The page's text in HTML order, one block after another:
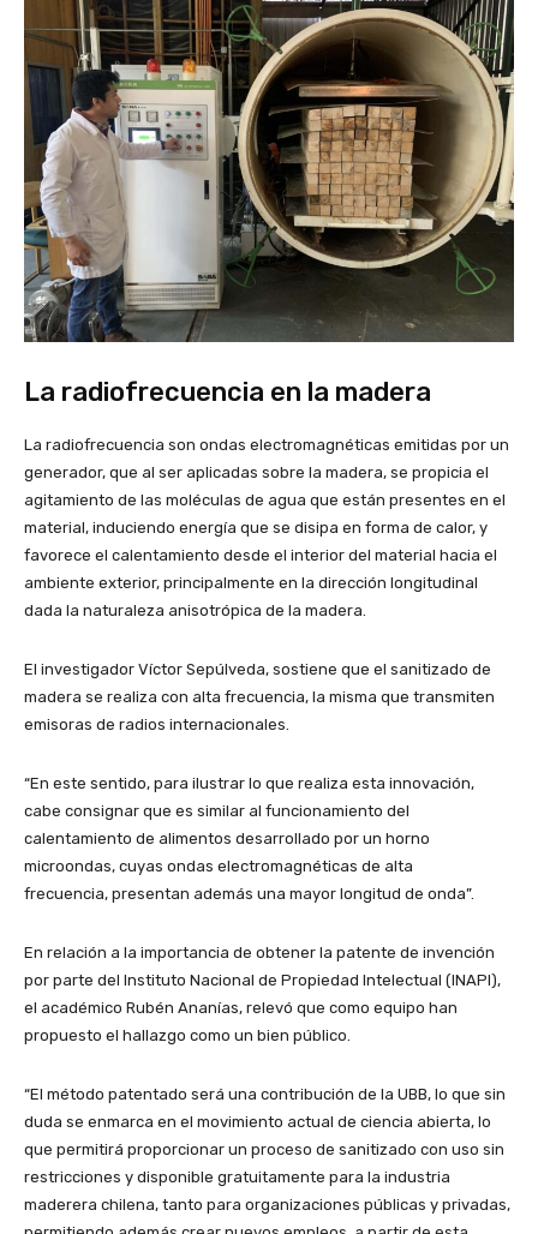
La radiofrecuencia en la madera
La radiofrecuencia son ondas electromagnéticas emitidas por un
generador, que al ser aplicadas sobre la madera, se propicia el
agitamiento de las moléculas de agua que están presentes en el
material, induciendo energía que se disipa en forma de calor, y
favorece el calentamiento desde el interior del material hacia el
ambiente exterior, principalmente en la dirección longitudinal
dada la naturaleza anisotrópica de la madera.
El investigador Víctor Sepúlveda, sostiene que el sanitizado de
madera se realiza con alta frecuencia, la misma que transmiten
emisoras de radios internacionales.
“En este sentido, para ilustrar lo que realiza esta innovación,
cabe consignar que es similar al funcionamiento del
calentamiento de alimentos desarrollado por un horno
microondas, cuyas ondas electromagnéticas de alta
frecuencia, presentan además una mayor longitud de onda”.
En relación a la importancia de obtener la patente de invención
por parte del Instituto Nacional de Propiedad Intelectual (INAPI),
el académico Rubén Ananías, relevó que como equipo han
propuesto el hallazgo como un bien público.
“El método patentado será una contribución de la UBB, lo que sin
duda se enmarca en el movimiento actual de ciencia abierta, lo
que permitirá proporcionar un proceso de sanitizado con uso sin
restricciones y disponible gratuitamente para la industria
maderera chilena, tanto para organizaciones públicas y privadas,